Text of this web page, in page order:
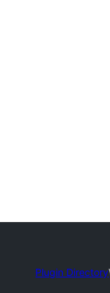
Plugin Directory